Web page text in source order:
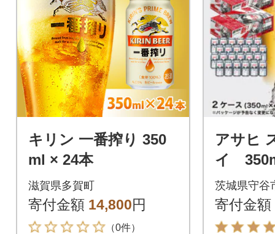
キリン 一番搾り 350
ml × 24本
滋賀県多賀町
寄付金額 14,800円
（0件）
アサヒ
イ
ース)
茨城県守谷
寄付金額